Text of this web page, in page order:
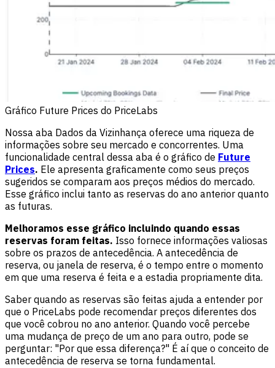
Gráfico Future Prices do PriceLabs
Nossa aba Dados da Vizinhança oferece uma riqueza de
informações sobre seu mercado e concorrentes. Uma
funcionalidade central dessa aba é o gráfico de Future
Prices. Ele apresenta graficamente como seus preços
sugeridos se comparam aos preços médios do mercado.
Esse gráfico inclui tanto as reservas do ano anterior quanto
as futuras.
Melhoramos esse gráfico incluindo quando essas
reservas foram feitas. Isso fornece informações valiosas
sobre os prazos de antecedência. A antecedência de
reserva, ou janela de reserva, é o tempo entre o momento
em que uma reserva é feita e a estadia propriamente dita.
Saber quando as reservas são feitas ajuda a entender por
que o PriceLabs pode recomendar preços diferentes dos
que você cobrou no ano anterior. Quando você percebe
uma mudança de preço de um ano para outro, pode se
perguntar: "Por que essa diferença?" É aí que o conceito de
antecedência de reserva se torna fundamental.